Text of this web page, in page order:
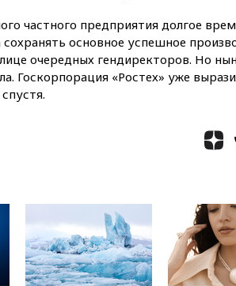
стали абсолютными
чемпионами на
ИИ
вчера, 18:39 Два
атаковал турецкий
Китая и России
году более чем на
вчера, 17:55
ранения при атаке
Белгородскую
частного предприятия долгое
основное успешное
очередных гендиректоров. Но
Госкорпорация «Ростех» уже